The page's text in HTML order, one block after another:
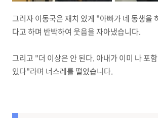
그러자 이동국은 재치 있게 "아빠가 네 동생을
다고 하며 반박하여 웃음을 자아냈습니다.
그리고 "더 이상은 안 된다. 아내가 이미 나 포
있다"라며 너스레를 떨었습니다.